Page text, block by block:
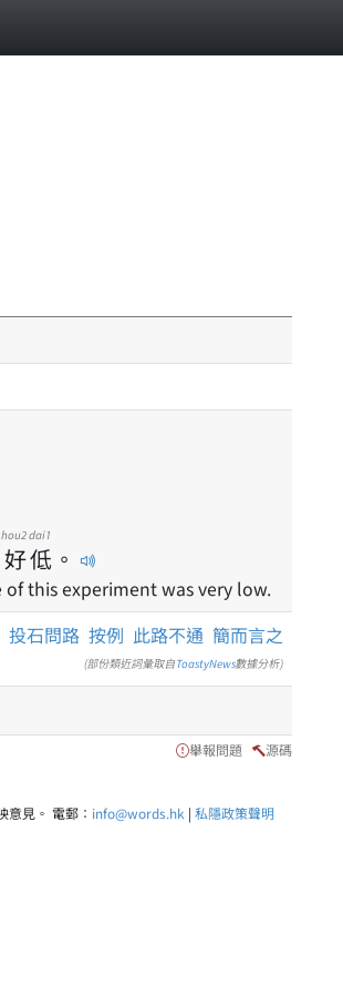
好
hou2
低
dai1
。
this experiment was very low.
投石問路 按例 此路不通 簡而言之
(部份類近詞彙取自ToastyNews數據分析)
舉報問題 源碼
意見。 電郵： info@words.hk | 私隱政策聲明